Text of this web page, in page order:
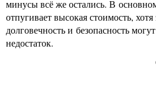
минусы всё же остались. В
отпугивает высокая стоимость,
долговечность и безопасность
недостаток.